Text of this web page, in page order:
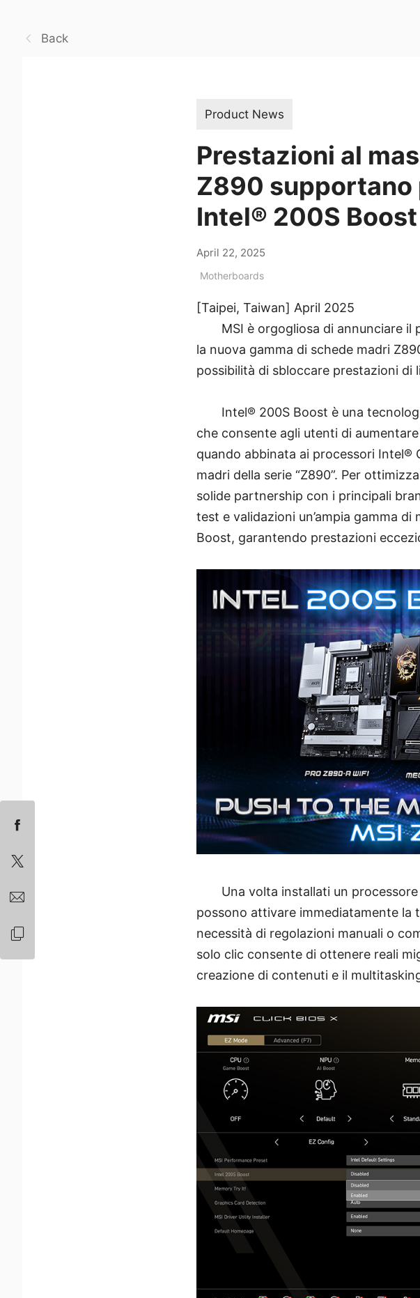
Back
Product News
Prestazioni al
Z890 supportano
Intel® 200S Boost
April 22, 2025
Motherboards
[Taipei, Taiwan] April 2025
MSI è orgogliosa di annunciare
la nuova gamma di schede madri
possibilità di sbloccare prestazioni di
Intel® 200S Boost è una
che consente agli utenti di
quando abbinata ai processori Intel®
madri della serie “Z890”. Per
solide partnership con i principali
test e validazioni un’ampia gamma
Boost, garantendo prestazioni
Una volta installati un
possono attivare immediatamente la
necessità di regolazioni manuali o
solo clic consente di ottenere reali
creazione di contenuti e il